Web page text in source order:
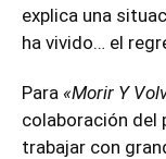
explica una
ha vivido… el
Para «Morir Y
colaboración del
trabajar con